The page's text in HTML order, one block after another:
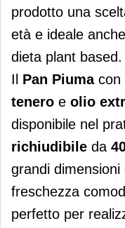
prodotto una
età e ideale
dieta plant based.
Il Pan Piumacon
tenero e olio
disponibile nel
richiudibile da
grandi
freschezza
perfetto per